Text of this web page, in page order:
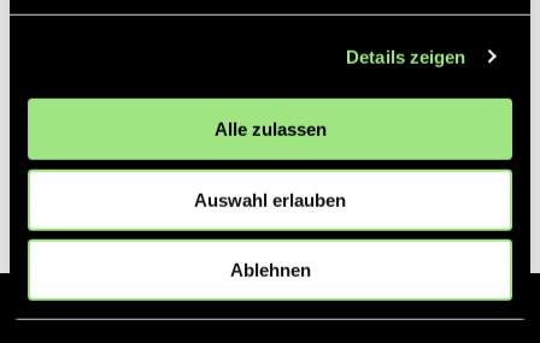
Details zeigen
Alle zulassen
Auswahl erlauben
Ablehnen